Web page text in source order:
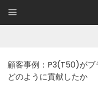
顧客事例：P3(T50)がブ
どのように貢献したか